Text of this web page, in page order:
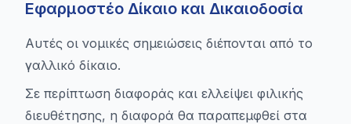
Εφαρμοστέο Δίκαιο και Δικαιοδοσία
Αυτές οι νομικές σημειώσεις διέπονται από το
γαλλικό δίκαιο.
Σε περίπτωση διαφοράς και ελλείψει φιλικής
διευθέτησης, η διαφορά θα παραπεμφθεί στα